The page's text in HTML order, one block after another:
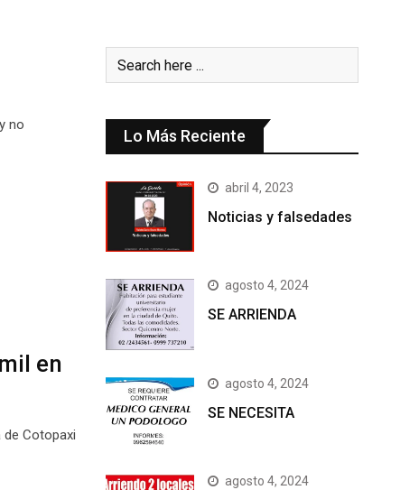
no
en
Cotopaxi
Lo Más Reciente
abril 4, 2023
Noticias y falsedades
agosto 4, 2024
SE ARRIENDA
agosto 4, 2024
SE NECESITA
agosto 4, 2024